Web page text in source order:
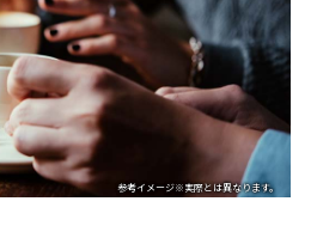
参考イメージ※実際とは異なります。